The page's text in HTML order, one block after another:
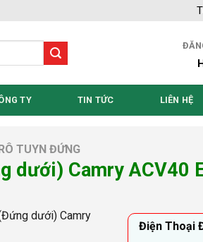
TY TIN TỨC LIÊN HỆ
TUYN ĐỨNG
dưới) Camry ACV40
dưới) Camry
Điện Thoại